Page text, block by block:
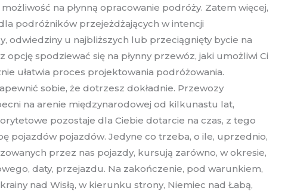
na płynną opracowanie podróży. Zatem więcej,
podróżników przejeżdżających w intencji
odwiedziny u najbliższych lub przeciągnięty bycie na
spodziewać się na płynny przewóz, jaki umożliwi Ci
ułatwia proces projektowania podróżowania.
sobie, że dotrzesz dokładnie. Przewozy
na arenie międzynarodowej od kilkunastu lat,
pozostaje dla Ciebie dotarcie na czas, z tego
pojazdów pojazdów. Jedyne co trzeba, o ile, uprzednio,
przez nas pojazdy, kursują zarówno, w okresie,
daty, przejazdu. Na zakończenie, pod warunkiem,
nad Wisłą, w kierunku strony, Niemiec nad Łabą,